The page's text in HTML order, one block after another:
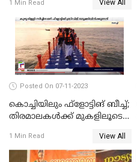
വൈറലായി വീഡിയോ
1 Min Read View All
Posted On 07-11-2023
കൊച്ചിയിലും ഫ്‌ളോട്ടിങ് ബീച്ച്;
തിരമാലകള്‍ക്ക് മുകളിലൂടെ
1 Min Read View All